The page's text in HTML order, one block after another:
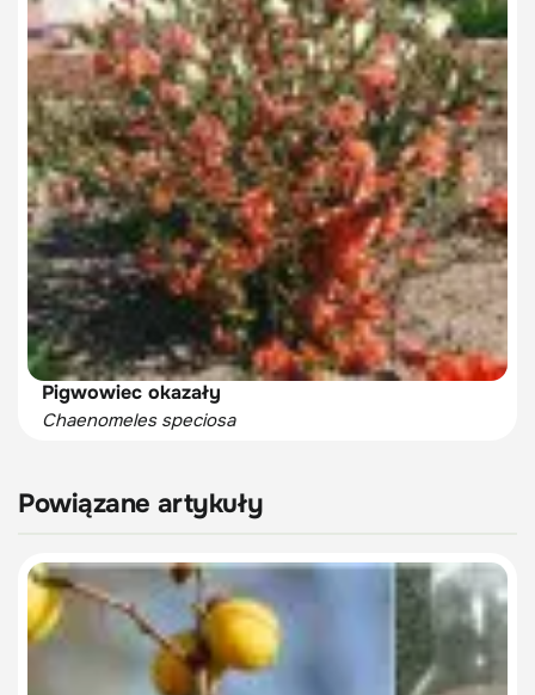
Pigwowiec okazały
Chaenomeles speciosa
Powiązane artykuły